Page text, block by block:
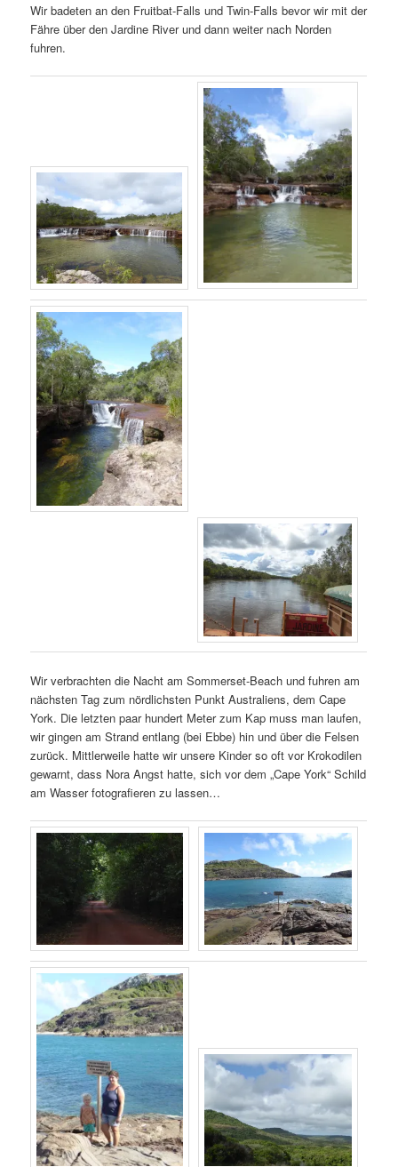
Wir badeten an den Fruitbat-Falls und Twin-Falls bevor wir mit der
Fähre über den Jardine River und dann weiter nach Norden
fuhren.
Wir verbrachten die Nacht am Sommerset-Beach und fuhren am
nächsten Tag zum nördlichsten Punkt Australiens, dem Cape
York. Die letzten paar hundert Meter zum Kap muss man laufen,
wir gingen am Strand entlang (bei Ebbe) hin und über die Felsen
zurück. Mittlerweile hatte wir unsere Kinder so oft vor Krokodilen
gewarnt, dass Nora Angst hatte, sich vor dem „Cape York“ Schild
am Wasser fotografieren zu lassen…